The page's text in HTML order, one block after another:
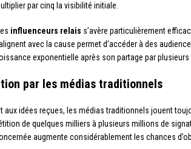
par cinq la visibilité initiale.
influenceurs relais s’avère particulièrement
avec la cause permet d’accéder à des
exponentielle après son partage par
par les médias traditionnels
aux idées reçues, les médias traditionnels jouent
de quelques milliers à plusieurs millions de
augmente considérablement les chances